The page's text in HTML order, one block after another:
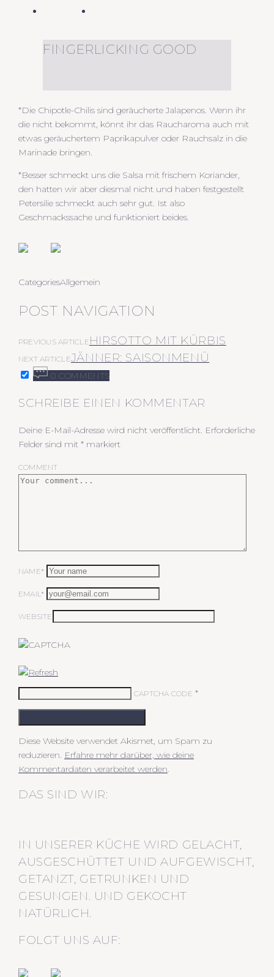
FINGERLICKING GOOD
*Die Chipotle-Chilis sind geräucherte Jalapenos. Wenn ihr
die nicht bekommt, könnt ihr das Raucharoma auch mit
etwas geräuchertem Paprikapulver oder Rauchsalz in die
Marinade bringen.
*Besser schmeckt uns die Salsa mit frischem Koriander,
den hatten wir aber diesmal nicht und haben festgestellt
Petersilie schmeckt auch sehr gut. Ist also
Geschmackssache und funktioniert beides.
CategoriesAllgemein
POST NAVIGATION
PREVIOUS ARTICLE HIRSOTTO MIT KÜRBIS
NEXT ARTICLEJÄNNER: SAISONMENÜ
0 COMMENTS
SCHREIBE EINEN KOMMENTAR
Deine E-Mail-Adresse wird nicht veröffentlicht. Erforderliche
Felder sind mit * markiert
COMMENT
NAME*
EMAIL*
WEBSITE
CAPTCHA CODE *
Diese Website verwendet Akismet, um Spam zu
reduzieren. Erfahre mehr darüber, wie deine
Kommentardaten verarbeitet werden.
DAS SIND WIR:
IN UNSERER KÜCHE WIRD GELACHT,
AUSGESCHÜTTET UND AUFGEWISCHT,
GETANZT, GETRUNKEN UND
GESUNGEN. UND GEKOCHT
NATÜRLICH.
FOLGT UNS AUF: